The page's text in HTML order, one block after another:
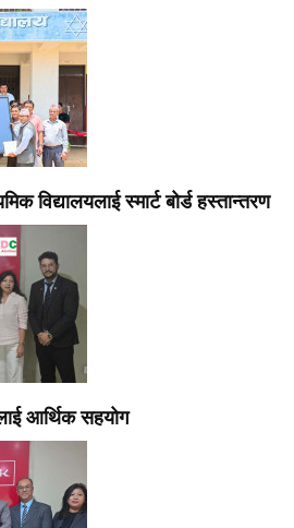
विद्यालयलाई स्मार्ट बोर्ड हस्तान्तरण
आर्थिक सहयोग